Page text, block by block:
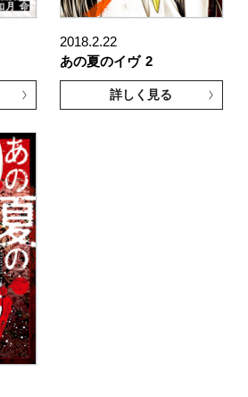
2018.2.22
あの夏のイヴ 2
詳しく見る